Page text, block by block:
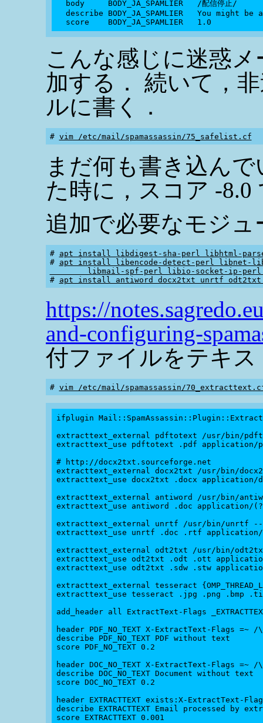
  body     BODY_JA_SPAMLIER   /配信停止/
describe BODY_JA_SPAMLIER   You might be
こんな感じに迷惑
加する． 続いて，
ルに書く．
# vim /etc/mail/spamassassin/75_safelist.cf
まだ何も書き込ん
た時に，スコア -8.0
追加で必要なモジ
# apt install libdigest-sha-perl libhtml-
# apt install libencode-detect-perl libnet-
libmail-spf-perl libio-socket-ip-
# apt install antiword docx2txt unrtf
https://
and-configuring-
付ファイルをテキ
#
ifplugin
extracttext_external pdftotext /usr/bin/
extracttext_use pdftotext .pdf application/
# http://docx2txt.sourceforge.net
extracttext_external docx2txt /usr/bin/
extracttext_use docx2txt .docx application/
extracttext_external antiword /usr/bin/
extracttext_use antiword .doc application/
extracttext_external unrtf /usr/bin/unrtf
extracttext_use unrtf .doc .rtf
extracttext_external odt2txt /usr/bin/
extracttext_use odt2txt .odt .ott
extracttext_use odt2txt .sdw .stw
extracttext_external tesseract
extracttext_use tesseract .jpg .png .bmp
add_header all ExtractText-Flags
header PDF_NO_TEXT X-ExtractText-Flags =~
describe PDF_NO_TEXT PDF without text
score PDF_NO_TEXT 0.2
header DOC_NO_TEXT X-ExtractText-Flags =~
describe DOC_NO_TEXT Document without text
score DOC_NO_TEXT 0.2
header EXTRACTTEXT exists:X-ExtractText-
describe EXTRACTTEXT Email processed by
score EXTRACTTEXT 0.001